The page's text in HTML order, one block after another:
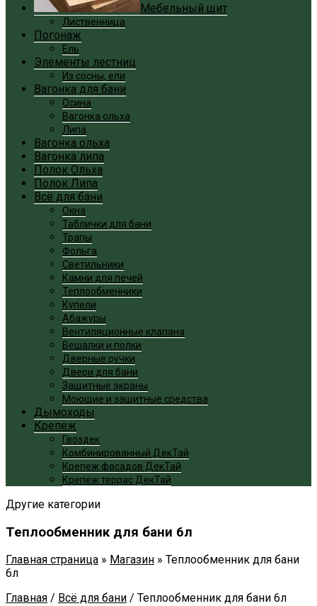
Мебельный щит
Лиственница
Погонаж
Ель
Элементы лестниц
Из сосны, ели
Вагонка для бани
Осина
Вагонка ольха
Липа
Вагонка ольха
Вагонка липа
Полок Ольха
Полок Липа
Всё для бани
Окна
Таблички для бани
Трапы
Фольга
Светильники
Камни для печей
Теплообменники
Купели
Абажуры
Вентиляционные клапана
Вешалки и полки
Дверные ручки
Двери для бани
Защитные экраны
Моющие и защитные средства
Дымоходы
Крепеж
Гвоздек
Комбинированный ДекТай
Крепеж фасадов ДекТай
Крепеж террас ДекТай
Другие категории
Теплообменник для бани 6л
Главная страница » Магазин » Теплообменник для бани
6л
Главная / Всё для бани / Теплообменник для бани 6л